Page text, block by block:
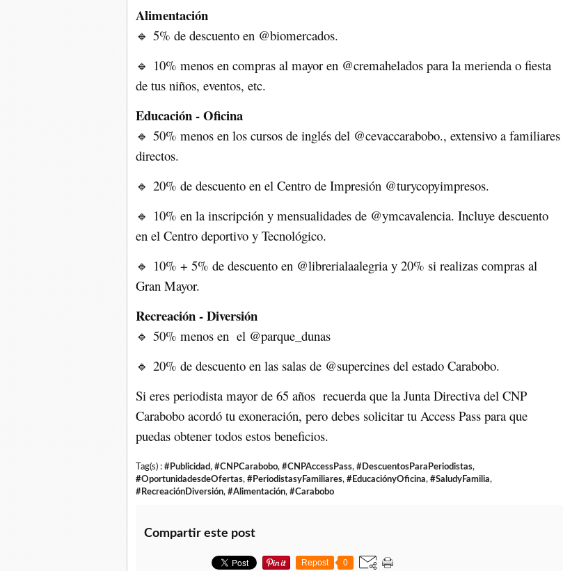
Alimentación
🔹 5% de descuento en @biomercados.
🔹
10% menos en compras al mayor en @cremahelados para la merienda o fiesta
de tus niños, eventos, etc.
Educación - Oficina
🔹 50% menos en los cursos de inglés del @cevaccarabobo., extensivo a familiares
directos.
🔹 20% de descuento en el Centro de Impresión @turycopyimpresos.
🔹
10% en la inscripción y mensualidades de @ymcavalencia. Incluye descuento
en el Centro deportivo y Tecnológico.
🔹
10% + 5% de descuento en @librerialaalegria y 20% si realizas compras al
Gran Mayor.
Recreación - Diversión
🔹 50% menos en el @parque_dunas
🔹 20% de descuento en las salas de @supercines del estado Carabobo.
Si eres periodista mayor de 65 años recuerda que la Junta Directiva del CNP
Carabobo acordó tu exoneración, pero debes solicitar tu Access Pass para que
puedas obtener todos estos beneficios.
Tag(s) : #Publicidad, #CNPCarabobo, #CNPAccessPass, #DescuentosParaPeriodistas,
#OportunidadesdeOfertas, #PeriodistasyFamiliares, #EducaciónyOficina, #SaludyFamilia,
#RecreaciónDiversión, #Alimentación, #Carabobo
Compartir este post
Repost 0